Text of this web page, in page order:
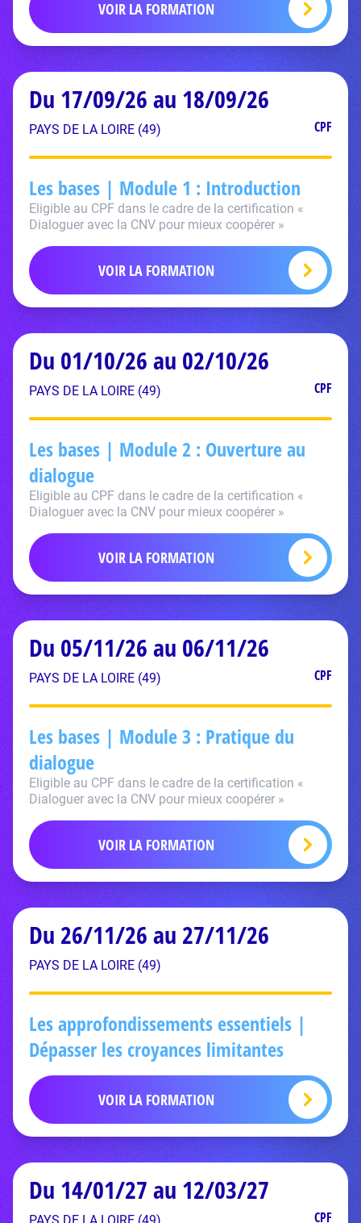
VOIR LA FORMATION
Du 17/09/26 au 18/09/26
PAYS DE LA LOIRE (49) CPF
Les bases | Module 1 : Introduction
Eligible au CPF dans le cadre de la certification «
Dialoguer avec la CNV pour mieux coopérer »
VOIR LA FORMATION
Du 01/10/26 au 02/10/26
PAYS DE LA LOIRE (49) CPF
Les bases | Module 2 : Ouverture au
dialogue
Eligible au CPF dans le cadre de la certification «
Dialoguer avec la CNV pour mieux coopérer »
VOIR LA FORMATION
Du 05/11/26 au 06/11/26
PAYS DE LA LOIRE (49) CPF
Les bases | Module 3 : Pratique du
dialogue
Eligible au CPF dans le cadre de la certification «
Dialoguer avec la CNV pour mieux coopérer »
VOIR LA FORMATION
Du 26/11/26 au 27/11/26
PAYS DE LA LOIRE (49)
Les approfondissements essentiels |
Dépasser les croyances limitantes
VOIR LA FORMATION
Du 14/01/27 au 12/03/27
CPF